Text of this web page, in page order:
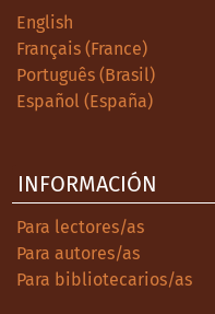
English
Français (France)
Português (Brasil)
Español (España)
INFORMACIÓN
Para lectores/as
Para autores/as
Para bibliotecarios/as